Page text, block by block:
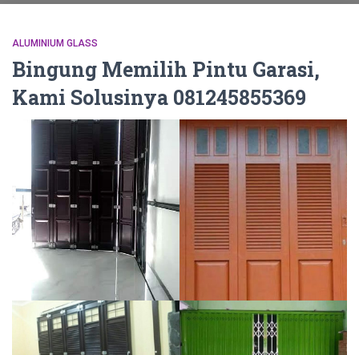
ALUMINIUM GLASS
Bingung Memilih Pintu Garasi,
Kami Solusinya 081245855369